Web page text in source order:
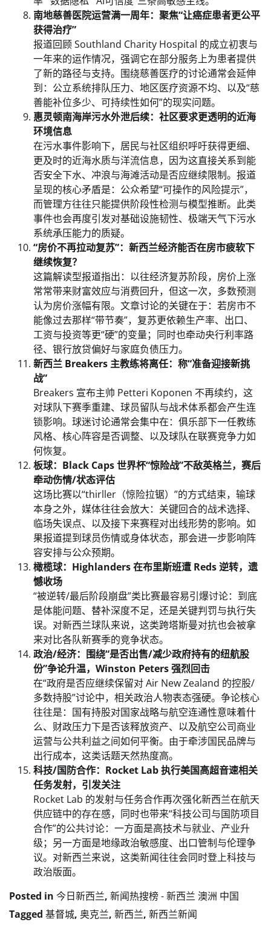
南地慈善医院运营满一周年：聚焦“让癌症患者更公平
获得治疗”
报道回顾 Southland Charity Hospital 的成立初衷与
一年来的运作情况，强调它在部分服务上为患者提供
了新的路径与支持。围绕慈善医疗的讨论通常会延伸
到：公立系统排队压力、地区医疗资源不均、以及“慈
善能补位多少、可持续性如何”的现实问题。
惠灵顿南海岸污水外泄后续：社区要求更透明的近海
环境信息
在污水事件影响下，居民与社区组织呼吁获得更细、
更及时的近海水质与洋流信息，因为这直接关系到能
否安全下水、冲浪与海滩活动是否应继续限制。报道
呈现的核心矛盾是：公众希望“可操作的风险提示”，
而管理方往往只能提供阶段性检测与模型推断。此类
事件也会再度引发对基础设施韧性、极端天气下污水
系统承压能力的质疑。
“房价不再拉动复苏”：新西兰经济能否在房市疲软下
继续恢复？
这篇解读型报道指出：以往经济复苏阶段，房价上涨
常常带来财富效应与消费回升，但这一次，多数预测
认为房价涨幅有限。文章讨论的关键在于：若房市不
能像过去那样“带节奏”，复苏更依赖生产率、出口、
工资与投资等更“硬”的变量；同时也牵动央行利率路
径、银行放贷偏好与家庭负债压力。
新西兰 Breakers 主教练将离任：称“准备迎接新挑
战”
Breakers 宣布主帅 Petteri Koponen 不再续约，这
对球队下赛季重建、球员留队与战术体系都会产生连
锁影响。球迷讨论通常会集中在：俱乐部下一任教练
风格、核心阵容是否调整、以及球队在联赛竞争力如
何恢复。
板球：Black Caps 世界杯“惊险战”不敌英格兰，赛后
牵动伤情/状态评估
这场比赛以“thirller（惊险拉锯）”的方式结束，输球
本身之外，媒体往往会放大：关键回合的战术选择、
临场失误点、以及接下来赛程对出线形势的影响。如
果报道提到球员伤情或身体状态，那会进一步影响阵
容安排与公众预期。
橄榄球：Highlanders 在布里斯班遭 Reds 逆转，遗
憾收场
“被逆转/最后阶段崩盘”类比赛最容易引爆讨论：到底
是体能问题、替补深度不足，还是关键判罚与执行失
误。对新西兰球队来说，这类跨塔斯曼对抗也会被拿
来对比各队新赛季的竞争状态。
政治/经济：围绕“是否出售/减少政府持有的纽航股
份”争论升温，Winston Peters 强烈回击
在“政府是否应继续保留对 Air New Zealand 的控股/
多数持股”讨论中，相关政治人物表态强硬。争论核心
往往是：国有持股对国家战略与航空连通性意味着什
么、财政压力下是否该释放资产、以及航空公司商业
运营与公共利益之间如何平衡。由于牵涉国民品牌与
出行成本，这类话题天然热度高。
科技/国防合作：Rocket Lab 执行美国高超音速相关
任务发射，引发关注
Rocket Lab 的发射与任务合作再次强化新西兰在航天
供应链中的存在感，同时也带来“科技公司与国防项目
合作”的公共讨论：一方面是高技术与就业、产业升
级；另一方面是地缘政治敏感度、出口管制与伦理争
议。对新西兰来说，这类新闻往往会同时登上科技与
政治版面。
Posted in 今日新西兰, 新闻热搜榜 - 新西兰 澳洲 中国
Tagged 基督城, 奥克兰, 新西兰, 新西兰新闻